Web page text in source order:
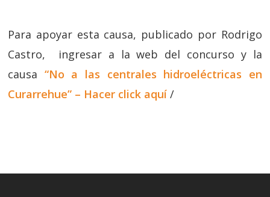
Para apoyar esta causa, publicado por Rodrigo
Castro, ingresar a la web del concurso y la
causa “No a las centrales hidroeléctricas en
Curarrehue” – Hacer click aquí /